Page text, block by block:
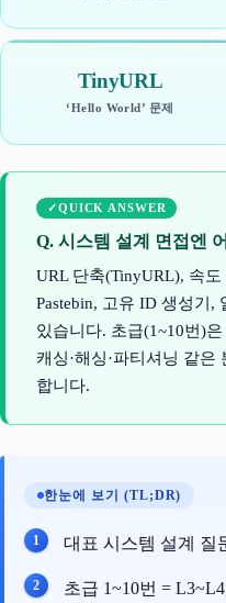
TinyURL
‘Hello World’ 문제
QUICK ANSWER
Q. 시스템 설계 면접엔
URL 단축(TinyURL), 속
Pastebin, 고유 ID 생성기,
있습니다. 초급(1~10번)
캐싱·해싱·파티셔닝 같
합니다.
한눈에 보기 (TL;DR)
대표 시스템 설계 질
초급 1~10번 =